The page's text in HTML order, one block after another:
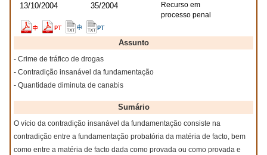
Consulta das declarações de rendimentos
Download
Plataforma electrónica dos tribunais
13/10/2004 35/2004
Recurso em
processo penal
Assunto
- Crime de tráfico de drogas
- Contradição insanável da fundamentação
- Quantidade diminuta de canabis
Sumário
O vício da contradição insanável da fundamentação consiste na
contradição entre a fundamentação probatória da matéria de facto, bem
como entre a matéria de facto dada como provada ou como provada e